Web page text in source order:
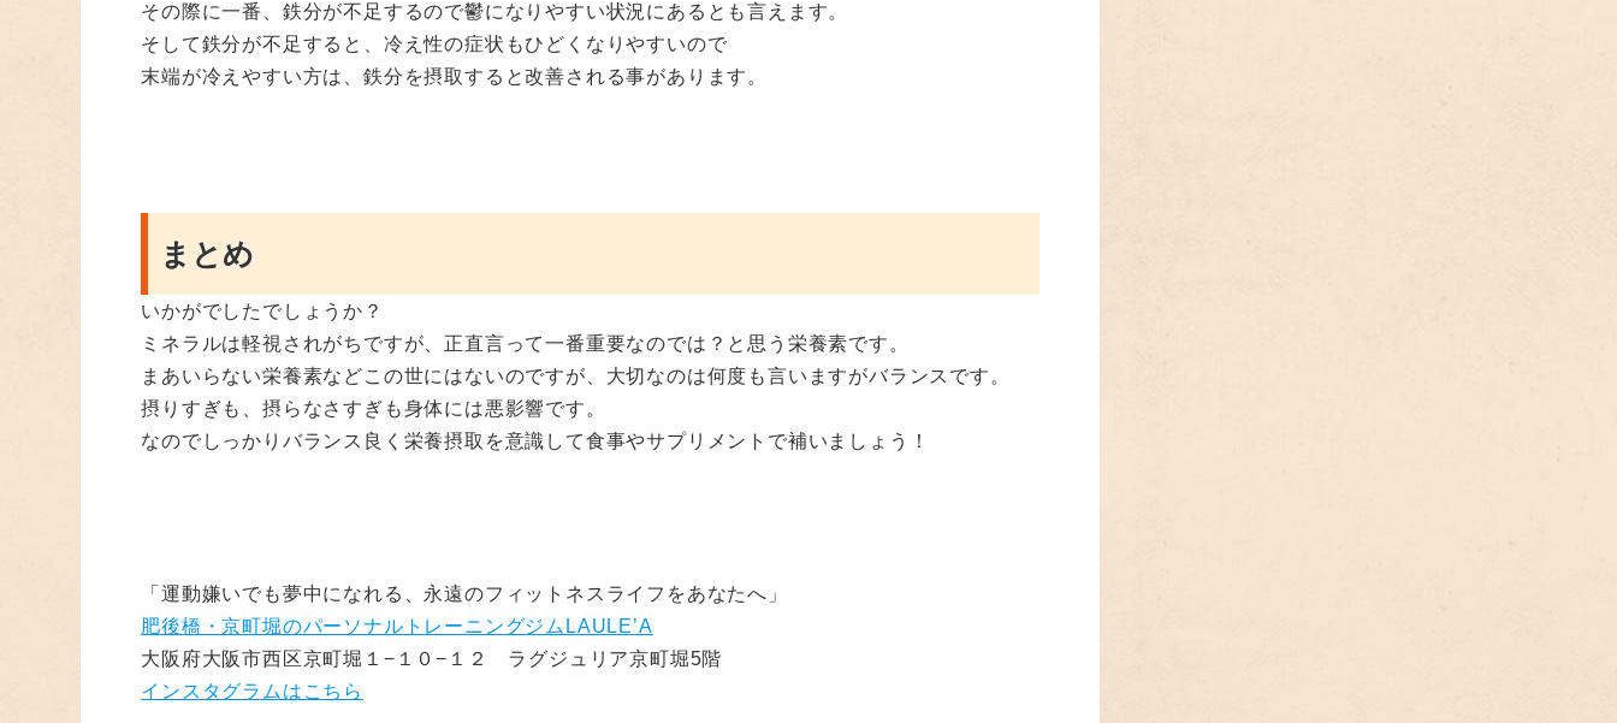
その際に一番、鉄分が不足するので鬱になりやすい状況にあるとも言えます。
そして鉄分が不足すると、冷え性の症状もひどくなりやすいので
末端が冷えやすい方は、鉄分を摂取すると改善される事があります。
まとめ
いかがでしたでしょうか？
ミネラルは軽視されがちですが、正直言って一番重要なのでは？と思う栄養素です。
まあいらない栄養素などこの世にはないのですが、大切なのは何度も言いますがバランスです。
摂りすぎも、摂らなさすぎも身体には悪影響です。
なのでしっかりバランス良く栄養摂取を意識して食事やサプリメントで補いましょう！
「運動嫌いでも夢中になれる、永遠のフィットネスライフをあなたへ」
肥後橋・京町堀のパーソナルトレーニングジムLAULE’A
大阪府大阪市西区京町堀１−１０−１２ ラグジュリア京町堀5階
インスタグラムはこちら